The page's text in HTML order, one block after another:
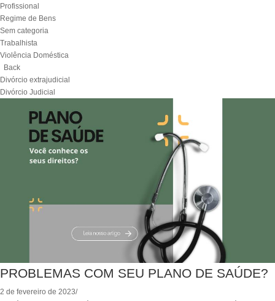
Profissional
Regime de Bens
Sem categoria
Trabalhista
Violência Doméstica
Back
Divórcio extrajudicial
Divórcio Judicial
PROBLEMAS COM SEU PLANO DE SAÚDE?
2 de fevereiro de 2023/